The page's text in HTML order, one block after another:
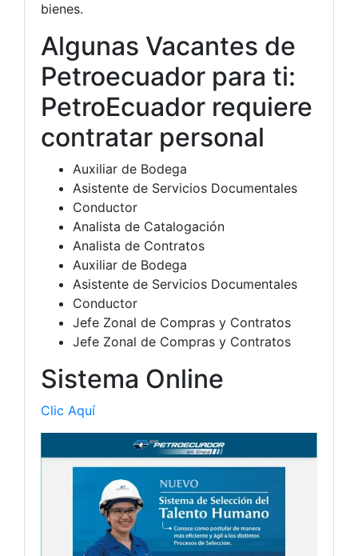
bienes.
Algunas Vacantes de
Petroecuador para ti:
PetroEcuador requiere
contratar personal
Auxiliar de Bodega
Asistente de Servicios Documentales
Conductor
Analista de Catalogación
Analista de Contratos
Auxiliar de Bodega
Asistente de Servicios Documentales
Conductor
Jefe Zonal de Compras y Contratos
Jefe Zonal de Compras y Contratos
Sistema Online
Clic Aquí